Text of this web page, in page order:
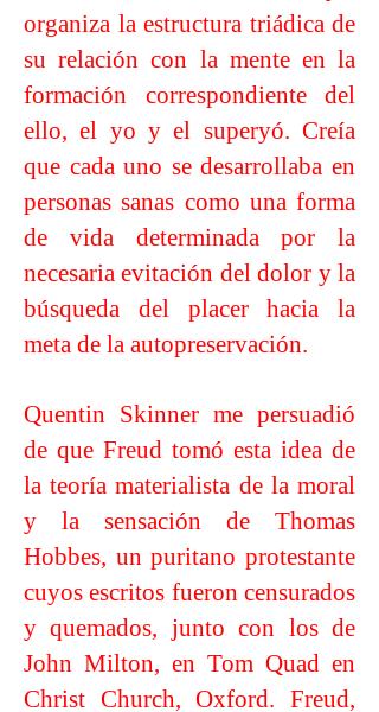
organiza la estructura triádica de
su relación con la mente en la
formación correspondiente del
ello, el yo y el superyó. Creía
que cada uno se desarrollaba en
personas sanas como una forma
de vida determinada por la
necesaria evitación del dolor y la
búsqueda del placer hacia la
meta de la autopreservación.
Quentin Skinner me persuadió
de que Freud tomó esta idea de
la teoría materialista de la moral
y la sensación de Thomas
Hobbes, un puritano protestante
cuyos escritos fueron censurados
y quemados, junto con los de
John Milton, en Tom Quad en
Christ Church, Oxford. Freud,